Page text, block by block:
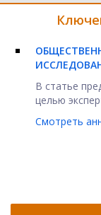
В статье
целью
Смотреть